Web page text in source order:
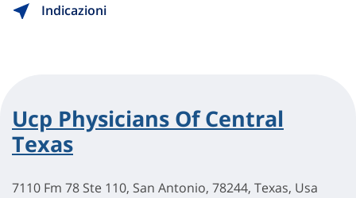
Indicazioni
Ucp Physicians Of Central
Texas
7110 Fm 78 Ste 110, San Antonio, 78244, Texas, Usa